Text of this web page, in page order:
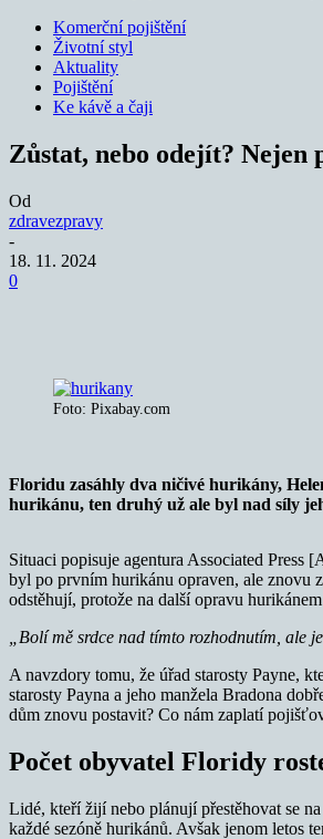
Komerční pojištění
Životní styl
Aktuality
Pojištění
Ke kávě a čaji
Zůstat, nebo odejít?
Od
zdravezpravy
-
18. 11. 2024
0
Foto: Pixabay.com
Floridu zasáhly dva ničivé hurikány,
hurikánu, ten druhý už ale byl nad síly
Situaci popisuje agentura Associated Press
byl po prvním hurikánu opraven, ale znovu
odstěhují, protože na další opravu
„Bolí mě srdce nad tímto rozhodnutím, ale
A navzdory tomu, že úřad starosty Payne,
starosty Payna a jeho manžela Bradona
dům znovu postavit? Co nám zaplatí
Počet obyvatel Floridy
Lidé, kteří žijí nebo plánují přestěhovat se
každé sezóně hurikánů. Avšak jenom letos